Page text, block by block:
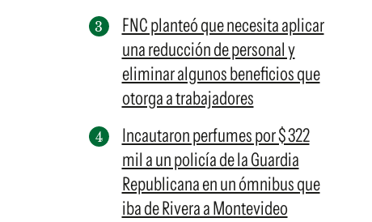
FNC planteó que necesita aplicar
una reducción de personal y
eliminar algunos beneficios que
otorga a trabajadores
Incautaron perfumes por $ 322
mil a un policía de la Guardia
Republicana en un ómnibus que
iba de Rivera a Montevideo